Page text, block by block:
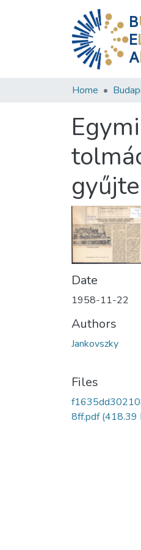
B
E
A
Home
Date
1958-11-22
Authors
Jankovszky
Files
8ff.pdf(418.39